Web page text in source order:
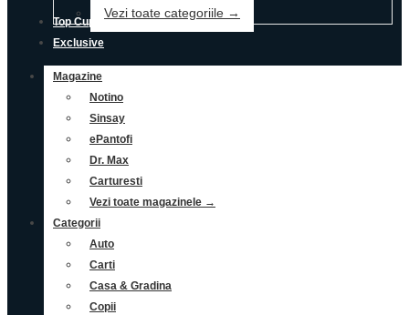
Vezi toate categoriile →
Top Cupoane
Exclusive
Magazine
Notino
Sinsay
ePantofi
Dr. Max
Carturesti
Vezi toate magazinele →
Categorii
Auto
Carti
Casa & Gradina
Copii